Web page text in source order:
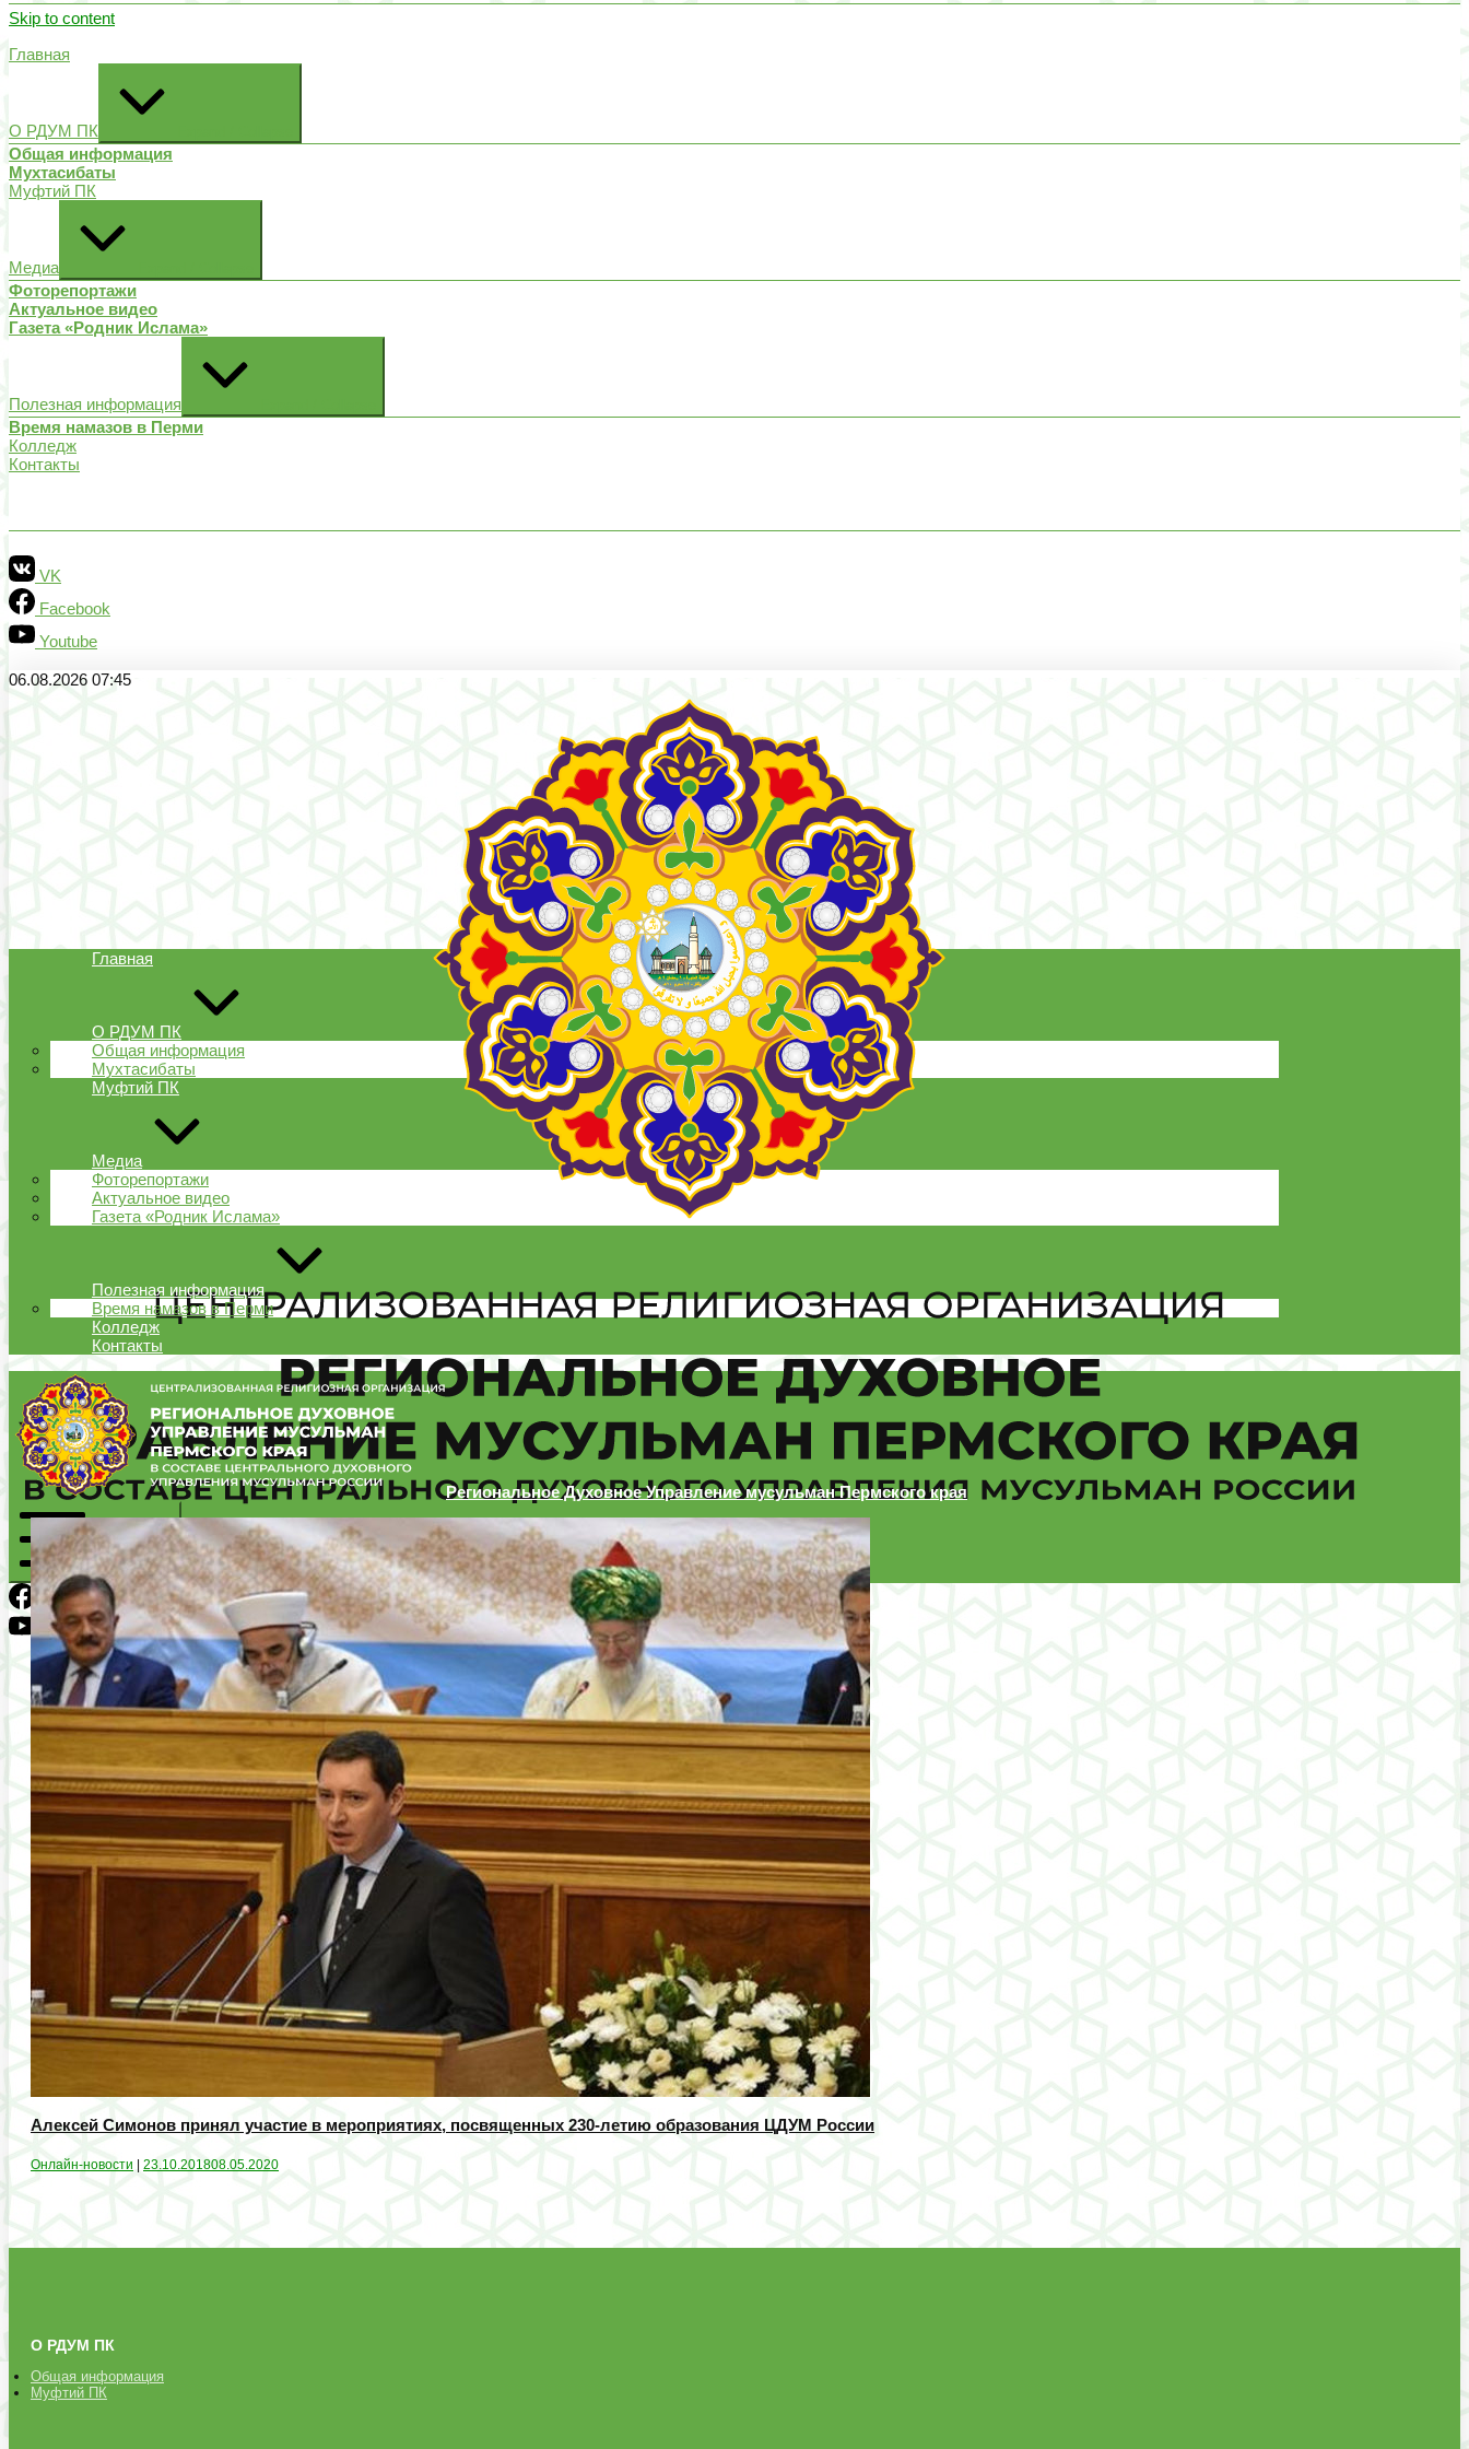
Skip to content
Главная
О РДУМ ПК
Общая информация
Мухтасибаты
Муфтий ПК
Медиа
Фоторепортажи
Актуальное видео
Газета «Родник Ислама»
Полезная информация
Время намазов в Перми
Колледж
Контакты
VK
Facebook
Youtube
06.08.2026 07:45
Региональное Духовное Управление мусульман Пермского края
VK
Facebook
Youtube
Главная
О РДУМ ПК
Общая информация
Мухтасибаты
Муфтий ПК
Медиа
Фоторепортажи
Актуальное видео
Газета «Родник Ислама»
Полезная информация
Время намазов в Перми
Колледж
Контакты
Региональное Духовное Управление мусульман Пермского края
Mobile Menu
Алексей Симонов принял участие в мероприятиях, посвященных 230-летию образования ЦДУМ России
Онлайн-новости | 23.10.201808.05.2020
О РДУМ ПК
Общая информация
Муфтий ПК